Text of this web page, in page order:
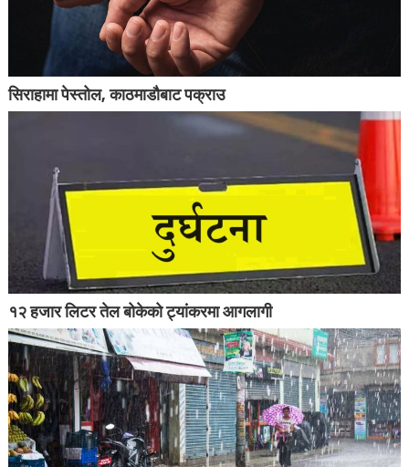
सिराहामा पेस्तोल, काठमाडौबाट पक्राउ
१२ हजार लिटर तेल बोकेको ट्यांकरमा आगलागी